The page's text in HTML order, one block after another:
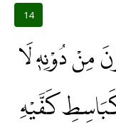
14
مِنْ دُوْنِهٖ لَا
كَفَّيْهِ